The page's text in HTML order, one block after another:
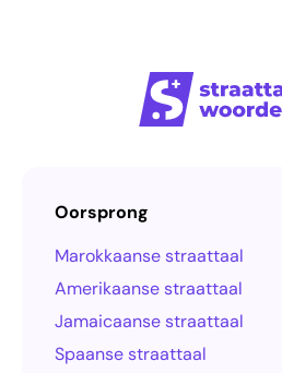
Oorsprong
Marokkaanse straattaal
Amerikaanse straattaal
Jamaicaanse straattaal
Spaanse straattaal